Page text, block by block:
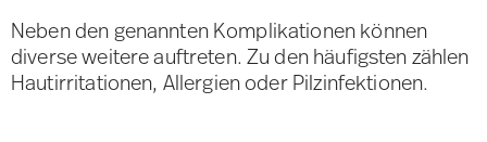
Neben den genannten Komplikationen können
diverse weitere auftreten. Zu den häufigsten zählen
Hautirritationen, Allergien oder Pilzinfektionen.